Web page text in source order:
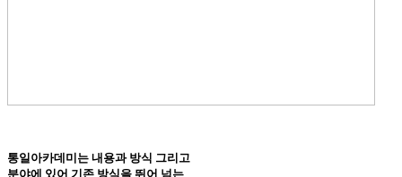
통일아카데미 는 내용과 방식 그리고
분야에 있어 기존 방식을 뛰어 넘는